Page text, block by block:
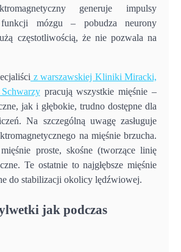
generuje impulsy
mózgu – pobudza neurony
częstotliwością, że nie pozwala na
z warszawskiej Kliniki Miracki,
pracują wszystkie mięśnie –
jak i głębokie, trudno dostępne dla
Na szczególną uwagę zasługuje
na mięśnie brzucha.
proste, skośne (tworzące linię
Te ostatnie to najgłębsze mięśnie
do stabilizacji okolicy lędźwiowej.
jak podczas